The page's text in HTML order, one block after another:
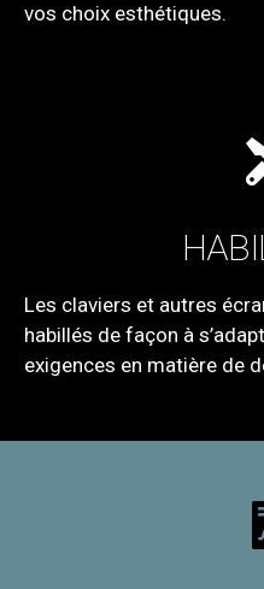
vos choix esthétiques.
Les claviers et autres
habillés de façon à
exigences en matière de